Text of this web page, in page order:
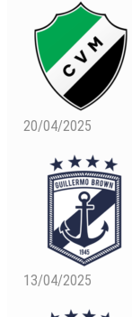
20/04/2025
13/04/2025